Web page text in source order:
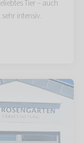
Tier – auch
intensiv.